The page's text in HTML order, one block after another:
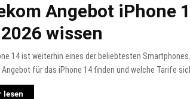
Angebot iPhone
wissen
14 ist weiterhin eines der beliebtesten
für das iPhone 14 finden und welche Tarife sich
lesen